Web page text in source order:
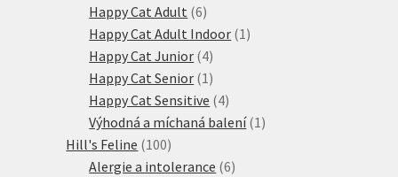
produktů
Happy Cat Adult 66
produktů
Happy Cat Adult Indoor 1 1
Happy Cat Junior 44
produkty
Happy Cat Senior 1 1
produkt
Happy Cat Sensitive 44
produkty
Výhodná a míchaná balení 1 1
Hill's Feline 100100
produktů
Alergie a intolerance 66